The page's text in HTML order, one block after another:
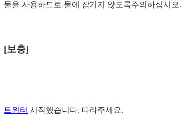
물을 사용하므로 물에 잠기지 않도록주의하십시오.
[보충]
트위터 시작했습니다. 따라주세요.